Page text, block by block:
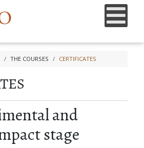
THE COURSES CERTIFICATES
and
stage